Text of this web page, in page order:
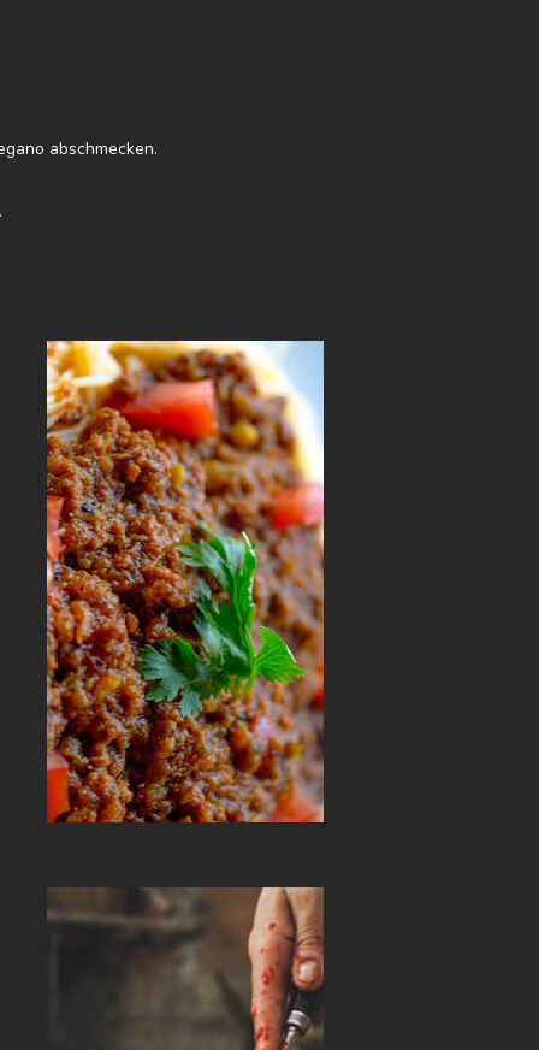
abschmecken.